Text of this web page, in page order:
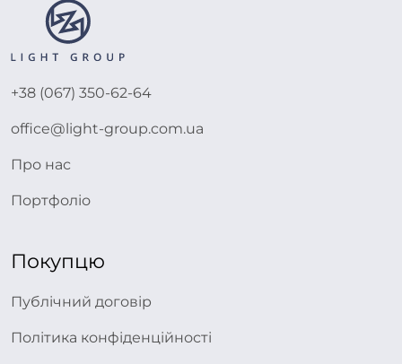
+38 (067) 350-62-64
office@light-group.com.ua
Про нас
Портфоліо
Покупцю
Публічний договір
Політика конфіденційності